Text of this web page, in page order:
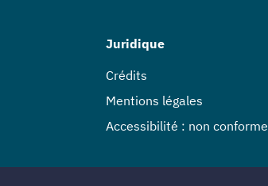
Juridique
Crédits
Mentions légales
Accessibilité : non conforme